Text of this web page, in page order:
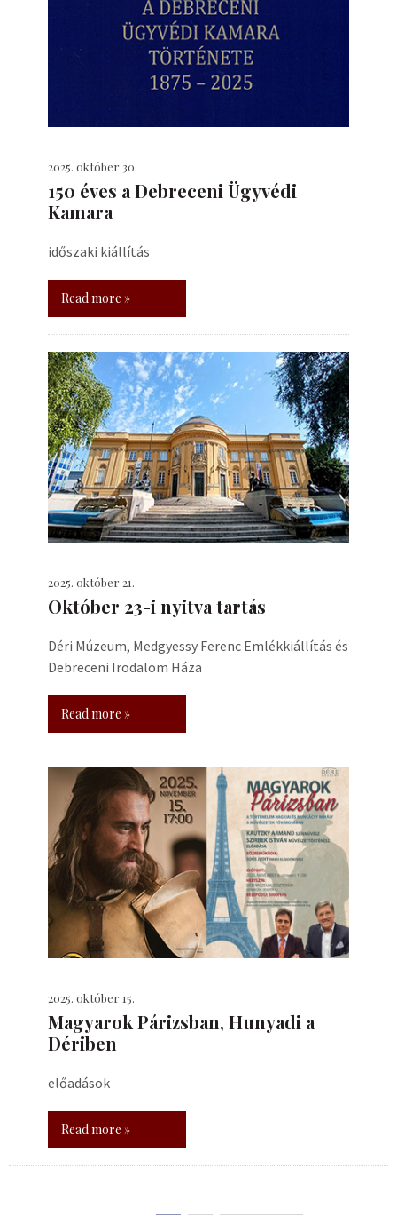
2025. október 30.
150 éves a Debreceni Ügyvédi
Kamara
időszaki kiállítás
Read more »
2025. október 21.
Október 23-i nyitva tartás
Déri Múzeum, Medgyessy Ferenc Emlékkiállítás és
Debreceni Irodalom Háza
Read more »
2025. október 15.
​Magyarok Párizsban, Hunyadi a
Dériben
előadások
Read more »